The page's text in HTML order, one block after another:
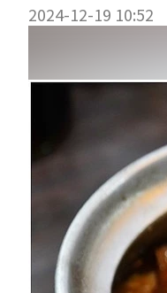
2024-12-19 10:52